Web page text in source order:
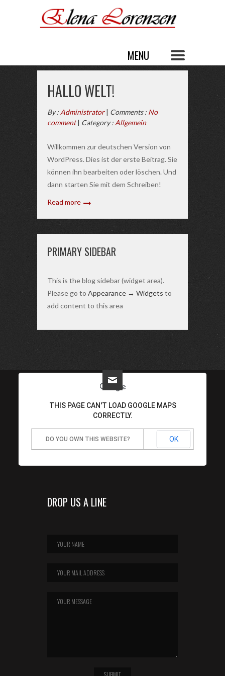
AUTHOR ARCHIVE
HALLO WELT!
By : Administrator| Comments : No
comment| Category : Allgemein
Willkommen zur deutschen Version von
WordPress. Dies ist der erste Beitrag. Sie
können ihn bearbeiten oder löschen. Und
dann starten Sie mit dem Schreiben!
Read more
PRIMARY SIDEBAR
This is the blog sidebar (widget area).
Please go to Appearance → Widgets to
add content to this area
THIS PAGE CAN'T LOAD GOOGLE MAPS
CORRECTLY.
DO YOU OWN THIS WEBSITE? OK
ELENA LORENZEN
SÄNGERIN
DROP US A LINE